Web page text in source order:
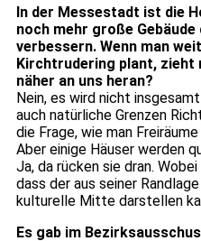
In der Messestadt ist die
noch mehr große
verbessern. Wenn man
Kirchtrudering plant, zieht
näher an uns heran?
Nein, es wird nicht
auch natürliche Grenzen
die Frage, wie man
Aber einige Häuser werden
Ja, da rücken sie dran.
dass der aus seiner
kulturelle Mitte darstellen
Es gab im